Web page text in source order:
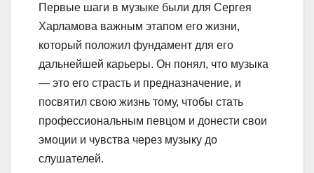
Первые шаги в музыке были для Сергея
Харламова важным этапом его жизни,
который положил фундамент для его
дальнейшей карьеры. Он понял, что музыка
— это его страсть и предназначение, и
посвятил свою жизнь тому, чтобы стать
профессиональным певцом и донести свои
эмоции и чувства через музыку до
слушателей.